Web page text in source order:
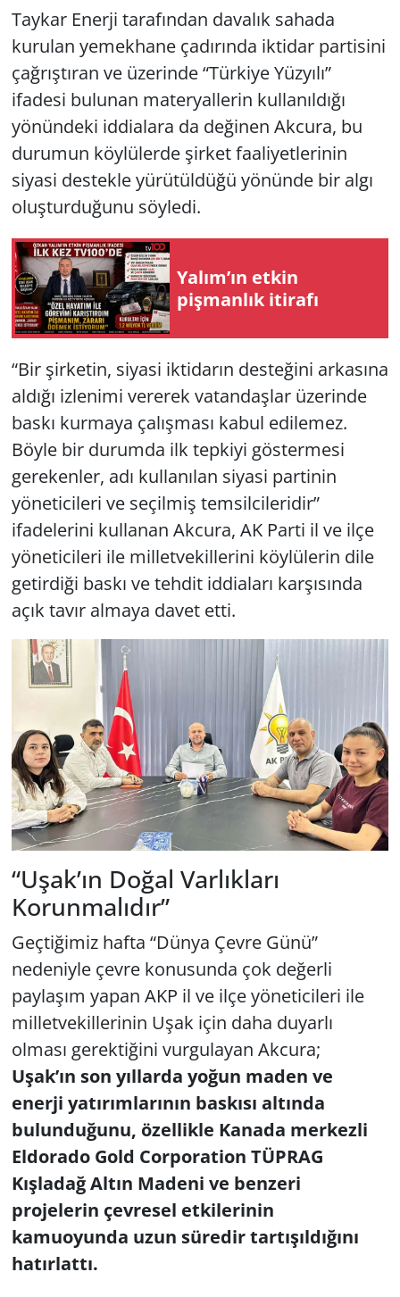
Taykar Enerji tarafından davalık sahada
kurulan yemekhane çadırında iktidar partisini
çağrıştıran ve üzerinde “Türkiye Yüzyılı”
ifadesi bulunan materyallerin kullanıldığı
yönündeki iddialara da değinen Akcura, bu
durumun köylülerde şirket faaliyetlerinin
siyasi destekle yürütüldüğü yönünde bir algı
oluşturduğunu söyledi.
Yalım’ın etkin
pişmanlık itirafı
“Bir şirketin, siyasi iktidarın desteğini arkasına
aldığı izlenimi vererek vatandaşlar üzerinde
baskı kurmaya çalışması kabul edilemez.
Böyle bir durumda ilk tepkiyi göstermesi
gerekenler, adı kullanılan siyasi partinin
yöneticileri ve seçilmiş temsilcileridir”
ifadelerini kullanan Akcura, AK Parti il ve ilçe
yöneticileri ile milletvekillerini köylülerin dile
getirdiği baskı ve tehdit iddiaları karşısında
açık tavır almaya davet etti.
“Uşak’ın Doğal Varlıkları
Korunmalıdır”
Geçtiğimiz hafta “Dünya Çevre Günü”
nedeniyle çevre konusunda çok değerli
paylaşım yapan AKP il ve ilçe yöneticileri ile
milletvekillerinin Uşak için daha duyarlı
olması gerektiğini vurgulayan Akcura;
Uşak’ın son yıllarda yoğun maden ve
enerji yatırımlarının baskısı altında
bulunduğunu, özellikle Kanada merkezli
Eldorado Gold Corporation TÜPRAG
Kışladağ Altın Madeni ve benzeri
projelerin çevresel etkilerinin
kamuoyunda uzun süredir tartışıldığını
hatırlattı.